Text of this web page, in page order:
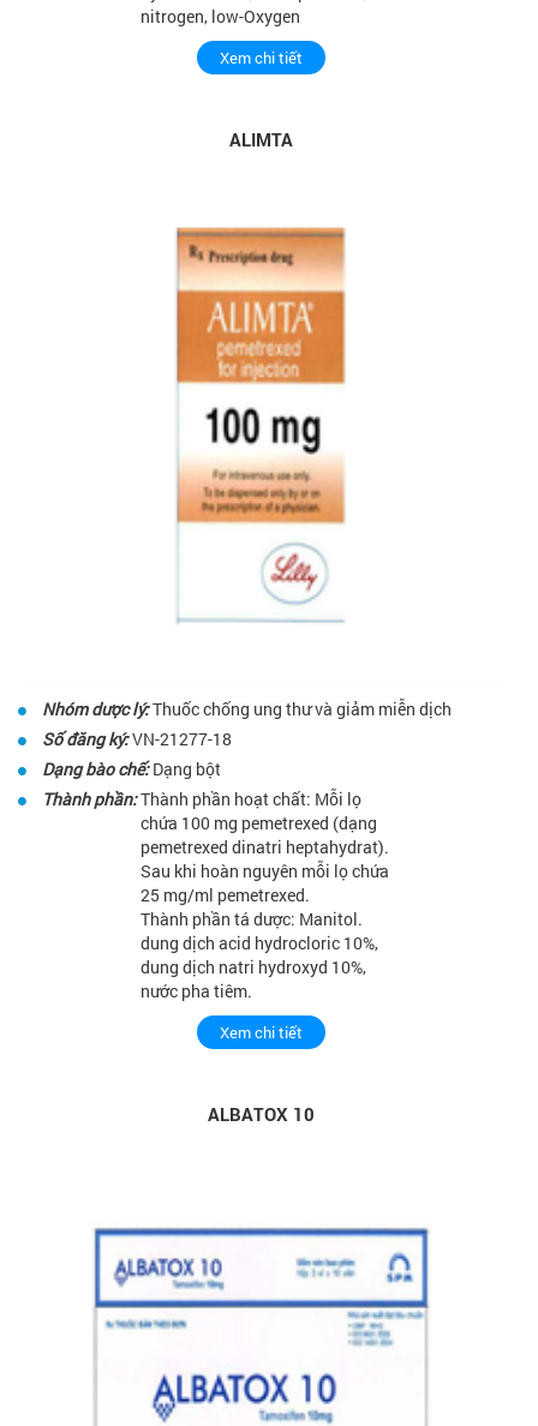
nitrogen, low-Oxygen
Xem chi tiết
ALIMTA
Nhóm dược lý:Thuốc chống ung thư và giảm miễn dịch
Số đăng ký:VN-21277-18
Dạng bào chế:Dạng bột
Thành phần:Thành phần hoạt chất: Mỗi lọ
chứa 100 mg pemetrexed (dạng
pemetrexed dinatri heptahydrat).
Sau khi hoàn nguyên mỗi lọ chứa
25 mg/ml pemetrexed.
Thành phần tá dược: Manitol.
dung dịch acid hydrocloric 10%,
dung dịch natri hydroxyd 10%,
nước pha tiêm.
Xem chi tiết
ALBATOX 10